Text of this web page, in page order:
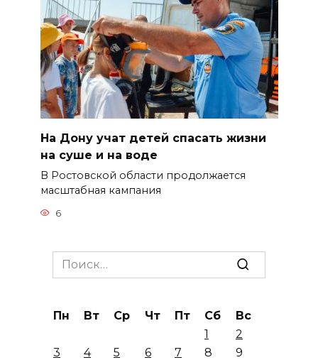
На Дону учат детей спасать жизни
на суше и на воде
В Ростовской области продолжается
масштабная кампания
6
Search
for:
Пн Вт Ср Чт Пт Сб
Вс
1
2
3
4 5 6 7 8
9